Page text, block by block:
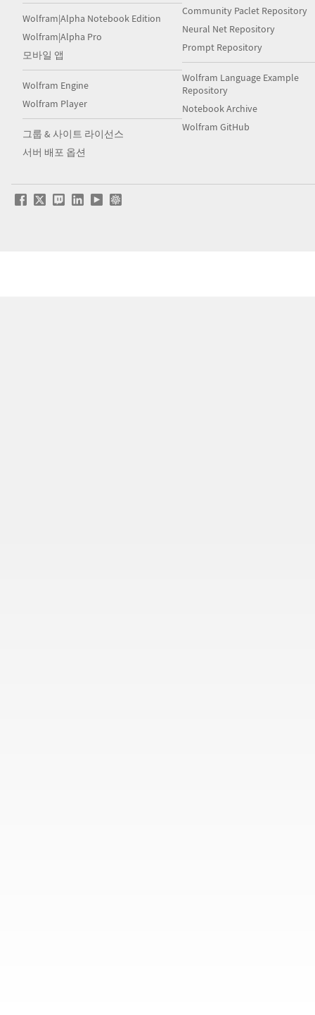
Wolfram|Alpha Notebook Edition
Wolfram|Alpha Pro
모바일 앱
Wolfram Engine
Wolfram Player
그룹 & 사이트 라이선스
서버 배포 옵션
Community Paclet Repository
Neural Net Repository
Prompt Repository
Wolfram Language Example
Repository
Notebook Archive
Wolfram GitHub